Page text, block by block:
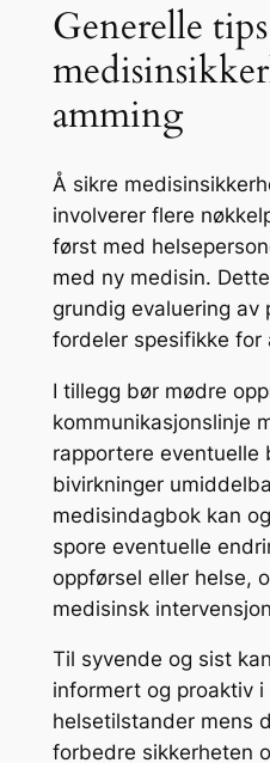
Generelle
amming
Å sikre
involverer flere
først med
med ny medisin.
grundig evaluering av
fordeler spesifikke for
I tillegg bør mødre
kommunikasjonslinje
rapportere eventuelle
bivirkninger
medisindagbok kan
spore eventuelle
oppførsel eller helse,
medisinsk
Til syvende og sist
informert og proaktiv i
helsetilstander mens
forbedre sikkerheten